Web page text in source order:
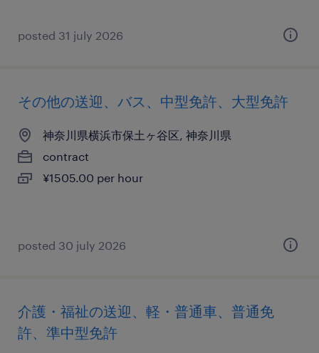
posted 31 july 2026
その他の送迎、バス、中型免許、大型免許
神奈川県横浜市保土ヶ谷区, 神奈川県
contract
¥1505.00 per hour
posted 30 july 2026
介護・福祉の送迎、軽・普通車、普通免
許、準中型免許